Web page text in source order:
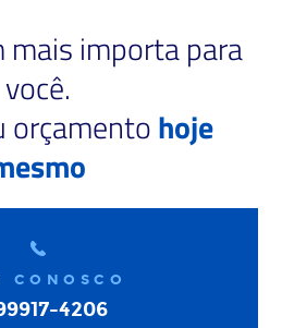
mais importa para
você.
orçamentohoje
CONOSCO
4206